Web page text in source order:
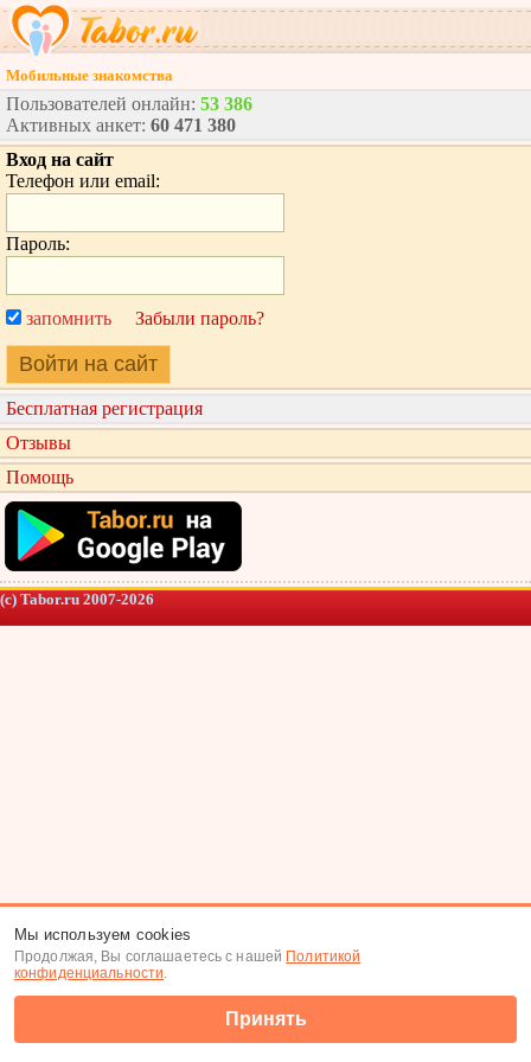
Мобильные знакомства
Пользователей онлайн: 53 386
Активных анкет: 60 471 380
Вход на сайт
Телефон или email:
Пароль:
запомнить Забыли пароль?
Войти на сайт
Бесплатная регистрация
Отзывы
Помощь
(c) Tabor.ru 2007-2026
Мы используем cookies
Продолжая, Вы соглашаетесь с нашей Политикой
конфиденциальности.
Принять